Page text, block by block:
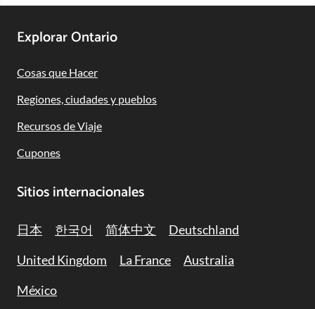
Footer
Navigation
Explorar Ontario
Cosas que Hacer
Regiones, ciudades y pueblos
Recursos de Viaje
Cupones
Sitios internacionales
日本 한국어 简体中文
Deutschland
United Kingdom
La France
Australia
México